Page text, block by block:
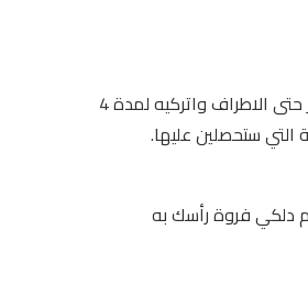
أضيفي ملعقتين من العسل الى الخليط وامزجيها جيداً ثم طبقي المزيج على شعرك من الجذور حتى الاطراف واتركيه لمدة 4
التي ستحصلين عليها.
فروة رأسك به